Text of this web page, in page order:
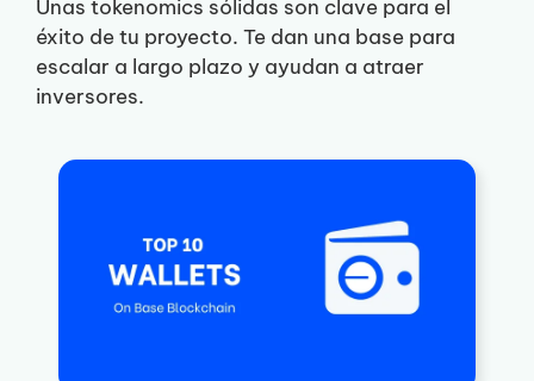
Unas tokenomics sólidas son clave para el
éxito de tu proyecto. Te dan una base para
escalar a largo plazo y ayudan a atraer
inversores.